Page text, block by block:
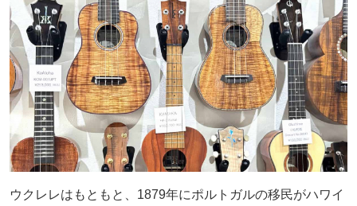
ウクレレはもともと、1879年にポルトガルの移民がハワイ